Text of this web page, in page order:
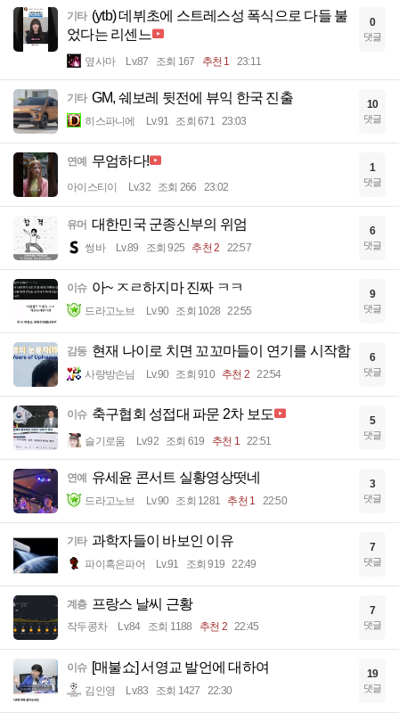
기타 (ytb) 데뷔초에 스트레스성 폭식으로 다들 불
었다는 리센느
옆사마 Lv.87 조회 167 추천 1 23:11
0
댓글
기타 GM, 쉐보레 뒷전에 뷰익 한국 진출
히스파니에 Lv.91 조회 671 23:03
10
댓글
연예 무엄하다!
아이스티이 Lv.32 조회 266 23:02
1
댓글
유머 대한민국 군종신부의 위엄
썽바 Lv.89 조회 925 추천 2 22:57
6
댓글
이슈 아~ ㅈㄹ하지마 진짜 ㅋㅋ
드라고노브 Lv.90 조회 1028 22:55
9
댓글
감동 현재 나이로 치면 꼬꼬마들이 연기를 시작함
사랑방손님 Lv.90 조회 910 추천 2 22:54
6
댓글
이슈 축구협회 성접대 파문 2차 보도
슬기로움 Lv.92 조회 619 추천 1 22:51
5
댓글
연예 유세윤 콘서트 실황영상떳네
드라고노브 Lv.90 조회 1281 추천 1 22:50
3
댓글
기타 과학자들이 바보인 이유
파이혹은파어 Lv.91 조회 919 22:49
7
댓글
계층 프랑스 날씨 근황
작두콩차 Lv.84 조회 1188 추천 2 22:45
7
댓글
이슈 [매불쇼] 서영교 발언에 대하여
김인영 Lv.83 조회 1427 22:30
19
댓글